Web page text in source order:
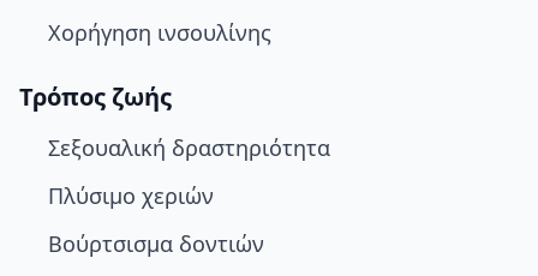
Χορήγηση ινσουλίνης
Τρόπος ζωής
Σεξουαλική δραστηριότητα
Πλύσιμο χεριών
Βούρτσισμα δοντιών